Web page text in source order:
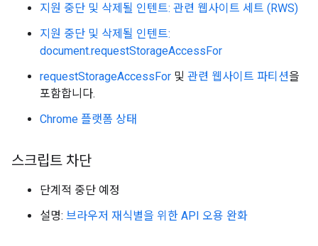
지원 중단 및 삭제될 인텐트: 관련 웹사이트 세트 (RWS)
지원 중단 및 삭제될 인텐트:
document.requestStorageAccessFor
requestStorageAccessFor 및 관련 웹사이트 파티션을
포함합니다.
Chrome 플랫폼 상태
스크립트 차단
단계적 중단 예정
설명: 브라우저 재식별을 위한 API 오용 완화